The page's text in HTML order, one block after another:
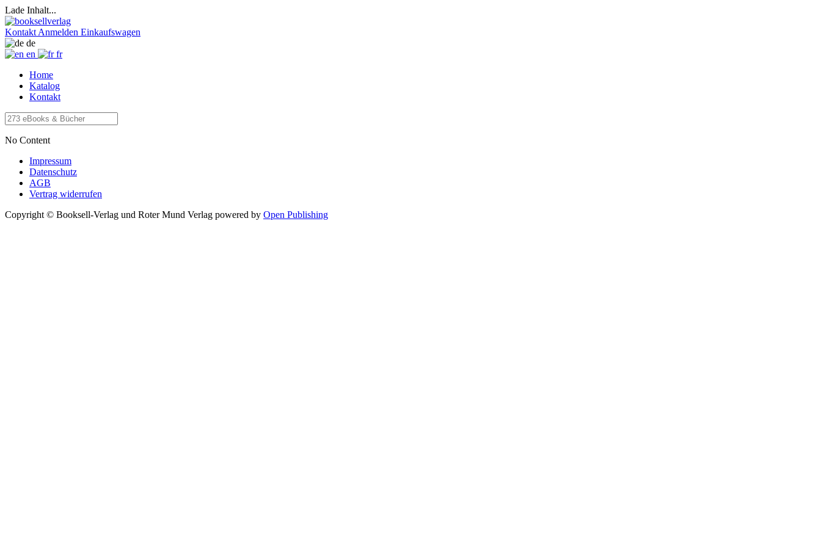
Lade Inhalt...
Kontakt Anmelden Einkaufswagen
de
en
fr
Home
Katalog
Kontakt
No Content
Impressum
Datenschutz
AGB
Vertrag widerrufen
Copyright © Booksell-Verlag und Roter Mund Verlag powered by Open Publishing